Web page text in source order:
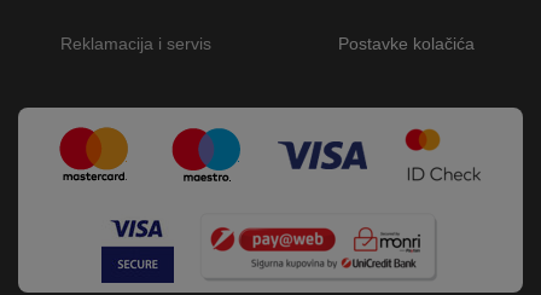
Reklamacija i servis Postavke kolačića